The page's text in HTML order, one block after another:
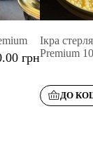
грн
Ікра
Premium
ДО